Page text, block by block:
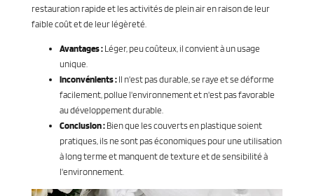
restauration rapide et les activités de plein air en raison de leur
faible coût et de leur légèreté.
Avantages :Léger, peu coûteux, il convient à un usage
unique.
Inconvénients :Il n'est pas durable, se raye et se déforme
facilement, pollue l'environnement et n'est pas favorable
au développement durable.
Conclusion : Bien que les couverts en plastique soient
pratiques, ils ne sont pas économiques pour une utilisation
à long terme et manquent de texture et de sensibilité à
l'environnement.